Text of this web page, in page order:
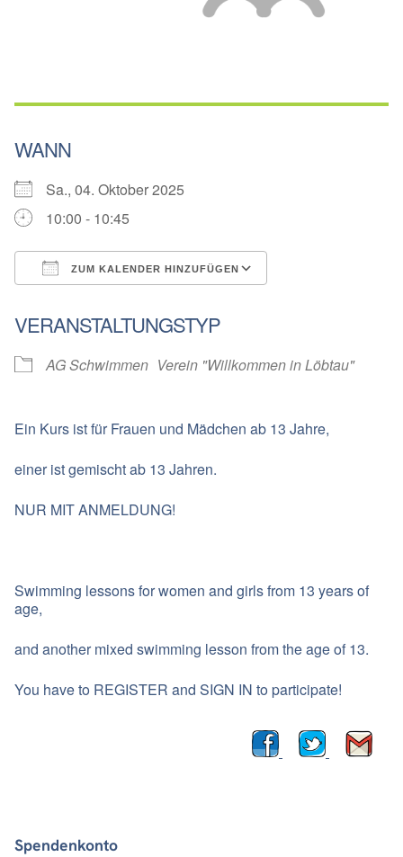
WANN
Sa., 04. Oktober 2025
10:00 - 10:45
ZUM KALENDER HINZUFÜGEN
VERANSTALTUNGSTYP
AG Schwimmen Verein "Willkommen in Löbtau"
Ein Kurs ist für Frauen und Mädchen ab 13 Jahre,
einer ist gemischt ab 13 Jahren.
NUR MIT ANMELDUNG!
Swimming lessons for women and girls from 13 years of
age,
and another mixed swimming lesson from the age of 13.
You have to REGISTER and SIGN IN to participate!
Spendenkonto